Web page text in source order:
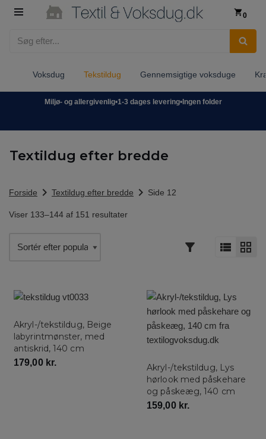
0
Voksdug Tekstildug Gennemsigtige voksduge
Miljø- og allergivenlig•1-3 dages levering•Ingen folder
Textildug efter bredde
Forside chevron_right Textildug efter bredde chevron_right Side 12
Viser 133–144 af 151 resultater
Akryl-/tekstildug, Beige
labyrintmønster, med
antiskrid, 140 cm
179,00 kr.
Akryl-/tekstildug, Lys
hørlook med påskehare
og påskeæg, 140 cm
159,00 kr.